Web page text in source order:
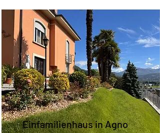
Einfamilienhaus in Agno